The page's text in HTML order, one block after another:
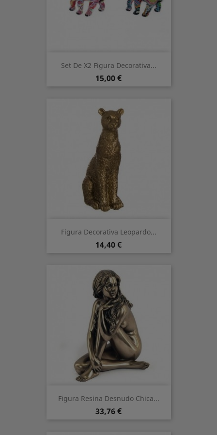
Set De X2 Figura Decorativa...
Prezzo
15,00 €
Figura Decorativa Leopardo...
Prezzo
14,40 €
Figura Resina Desnudo Chica...
Prezzo
33,76 €